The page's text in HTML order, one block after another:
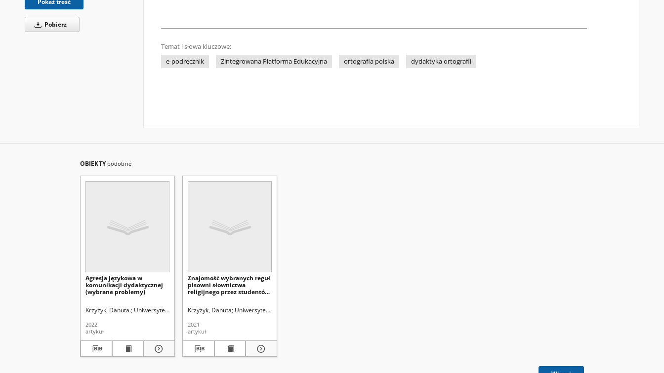
Pokaż treść
Pobierz
Temat i słowa kluczowe:
e-podręcznik
Zintegrowana Platforma Edukacyjna ortografia polska dydaktyka ortografii
OBIEKTY podobne
Agresja językowa w
komunikacji dydaktycznej
(wybrane problemy)
Krzyżyk, Danuta. Uniwersytet Marii Curie-Skłodowskiej (Lublin) Karwatowska, Małgorzata. Red.
2022
artykuł
Znajomość wybranych reguł
pisowni słownictwa
religijnego przez studentów
studentów filologii polskiej
Krzyżyk, Danuta Uniwersytet Marii Curie-Skłodowskiej (Lublin)
2021
artykuł